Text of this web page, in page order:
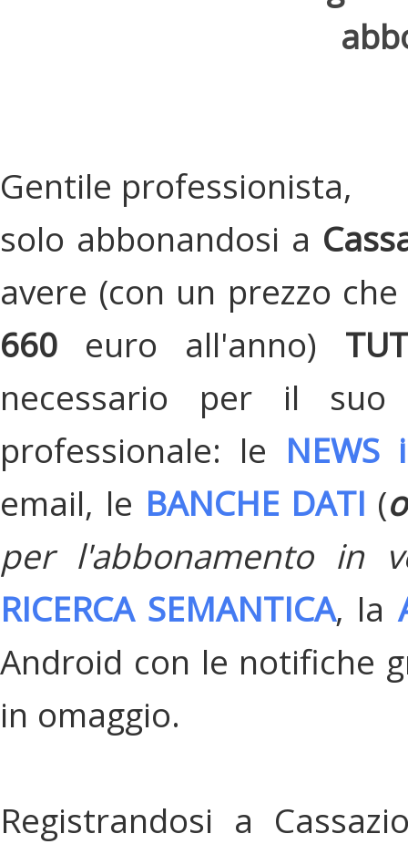
Gentile professionista,
solo abbonandosi a
avere (con un prezzo
660 euro all'anno)
necessario per il suo
professionale: le
email, le BANCHE DATI (
per l'abbonamento in
RICERCA SEMANTICA, la
Android con le notifiche
in omaggio.
Registrandosi a